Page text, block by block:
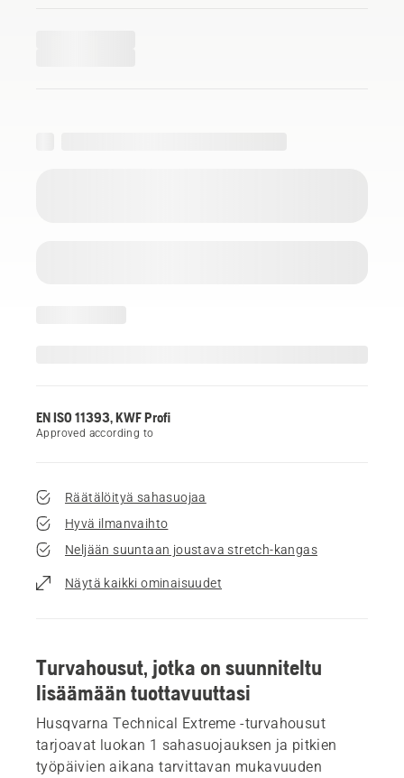
EN ISO 11393, KWF Profi
Approved according to
Räätälöityä sahasuojaa
Hyvä ilmanvaihto
Neljään suuntaan joustava stretch-kangas
Näytä kaikki ominaisuudet
Turvahousut, jotka on suunniteltu
lisäämään tuottavuuttasi
Husqvarna Technical Extreme -turvahousut
tarjoavat luokan 1 sahasuojauksen ja pitkien
työpäivien aikana tarvittavan mukavuuden